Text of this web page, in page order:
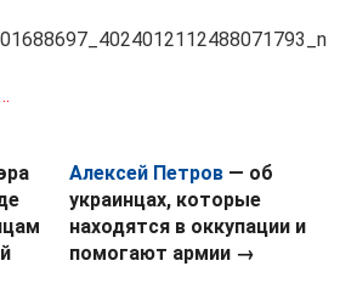
Алексей Петров — об
украинцах, которые
находятся в оккупации и
помогают армии →